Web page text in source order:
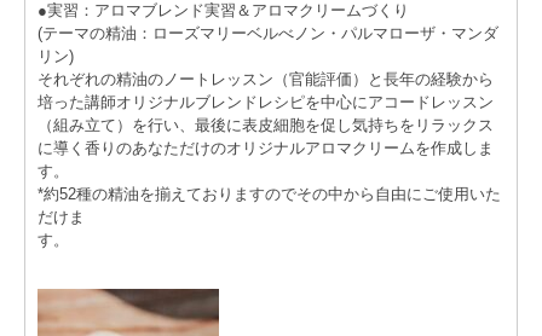
●実習：アロマブレンド実習＆アロマクリームづくり
(テーマの精油：ローズマリーベルべノン・パルマローザ・マンダ
リン)
それぞれの精油のノートレッスン（官能評価）と長年の経験から
培った講師オリジナルブレンドレシピを中心にアコードレッスン
（組み立て）を行い、最後に表皮細胞を促し気持ちをリラックス
に導く香りのあなただけのオリジナルアロマクリームを作成しま
す。
*約52種の精油を揃えておりますのでその中から自由にご使用いた
だけま
す。